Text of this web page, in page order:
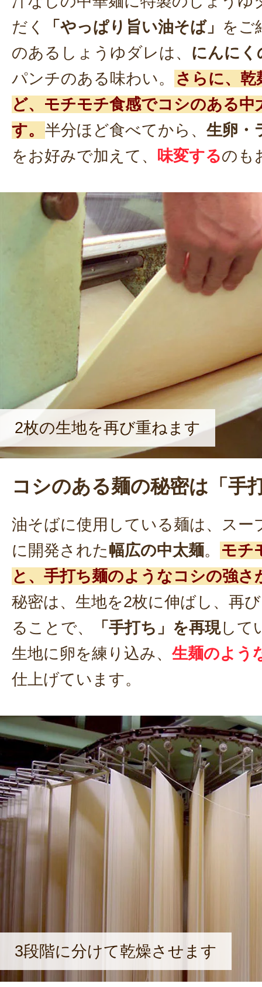
だく
「やっぱり旨い油そば」 をご
のあるしょうゆダレは、 にんにく
パンチのある味わい。
さらに、
ど、モチモチ食感でコシのある中
す。 半分ほど食べてから、 生卵・
をお好みで加えて、 味変するのも
2枚の生地を再び重ねます
コシのある麺の秘密は「手
油そばに使用している麺は、スー
に開発された幅広の中太麺。
モチ
と、手打ち麺のようなコシの強さ
秘密は、生地を2枚に伸ばし、再
ることで、
「手打ち」を再現して
生地に卵を練り込み、 生麺のよう
仕上げています。
3段階に分けて乾燥させます